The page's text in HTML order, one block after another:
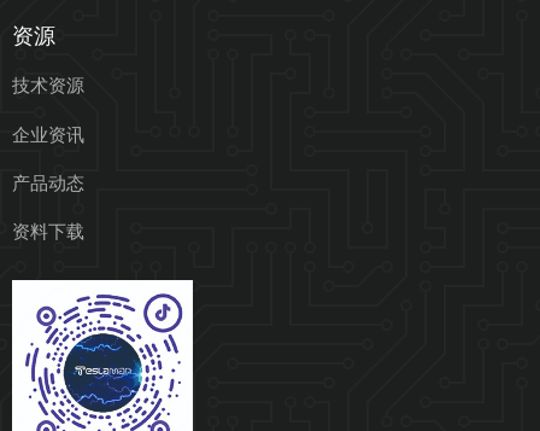
资源
技术资源
企业资讯
产品动态
资料下载